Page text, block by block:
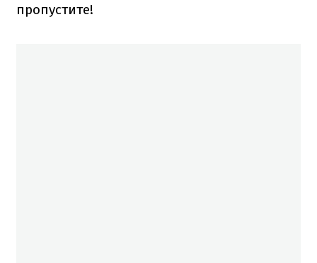
пропустите!